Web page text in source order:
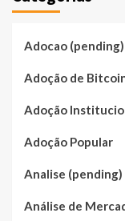
Adocao (pending)
Adoção de
Adoção
Adoção Popular
Analise (pending)
Análise de